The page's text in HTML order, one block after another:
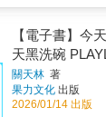
鵲」的對應，沉
謠〉以「光線穿
現具穿透視野的
的語帶雙關，有
應，與象徵土地
化、神話、詩歌
用客語描寫景物
中，親像有現出
光線中，係一條
勢个根源之路，
種問題的關注，
文學發展的這份
生命力的詩。她
一股清流，滌淨
客語詩壇的先行
不可或缺的、質
【電子書】今
天黑洗碗
關天林 著
果力文化 出版
2026/01/14 出版